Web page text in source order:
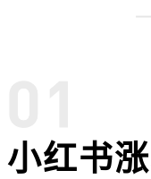
小红书